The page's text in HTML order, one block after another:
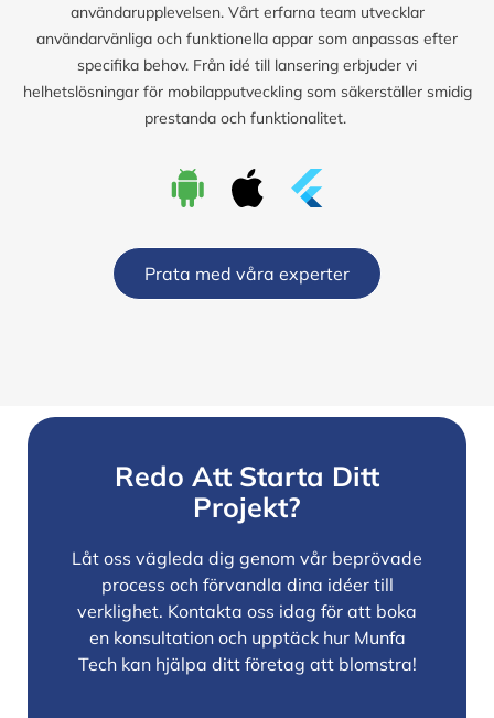
användarupplevelsen. Vårt erfarna team utvecklar
användarvänliga och funktionella appar som anpassas efter
specifika behov. Från idé till lansering erbjuder vi
helhetslösningar för mobilapputveckling som säkerställer smidig
prestanda och funktionalitet.
Prata med våra experter
Redo Att Starta Ditt
Projekt?
Låt oss vägleda dig genom vår beprövade
process och förvandla dina idéer till
verklighet. Kontakta oss idag för att boka
en konsultation och upptäck hur Munfa
Tech kan hjälpa ditt företag att blomstra!